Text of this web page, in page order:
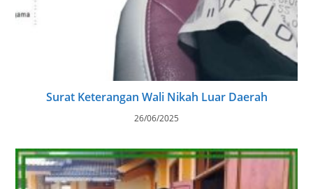
Surat Keterangan Wali Nikah Luar Daerah
26/06/2025